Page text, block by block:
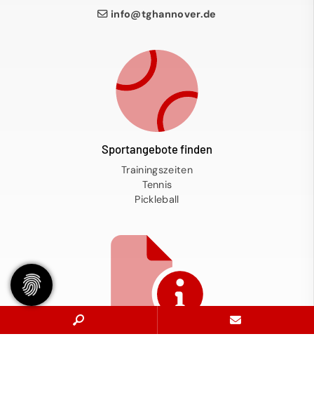
info@tghannover.de
Sportangebote finden
Trainingszeiten
Tennis
Pickleball
Service